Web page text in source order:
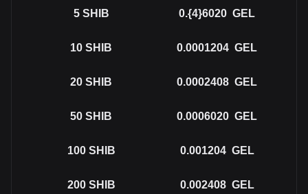
5 SHIB 0.{4}6020 GEL
10 SHIB 0.0001204 GEL
20 SHIB 0.0002408 GEL
50 SHIB 0.0006020 GEL
100 SHIB 0.001204 GEL
200 SHIB 0.002408 GEL